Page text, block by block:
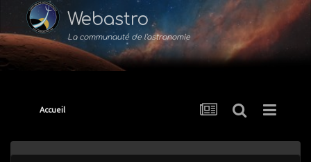
Webastro
La communauté de l'astronomie
Accueil